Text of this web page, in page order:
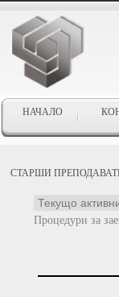
НАЧАЛО
СТАРШИ
Процедури за